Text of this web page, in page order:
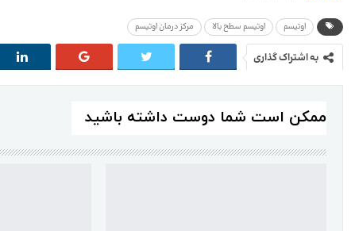
اوتیسم اوتیسم سطح بالا مرکز درمان اوتیسم
به اشتراک گذاری
ممکن است شما دوست داشته باشید